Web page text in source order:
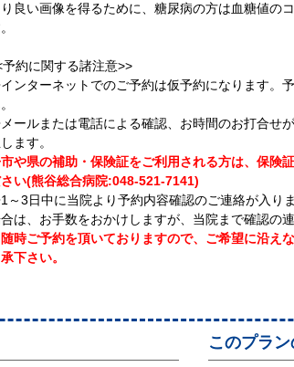
り良い画像を得るために、糖尿病の方は血糖値の
予約に関する諸注意>>
ンターネットでのご予約は仮予約になります。
ールまたは電話による確認、お時間のお打合せ
ます。
や県の補助・保険証をご利用される方は、保険
い(熊谷総合病院:048-521-7141)
～3日中に当院より予約内容確認のご連絡が入り
は、お手数をおかけしますが、当院まで確認の
時ご予約を頂いておりますので、ご希望に沿え
下さい。
このプラ